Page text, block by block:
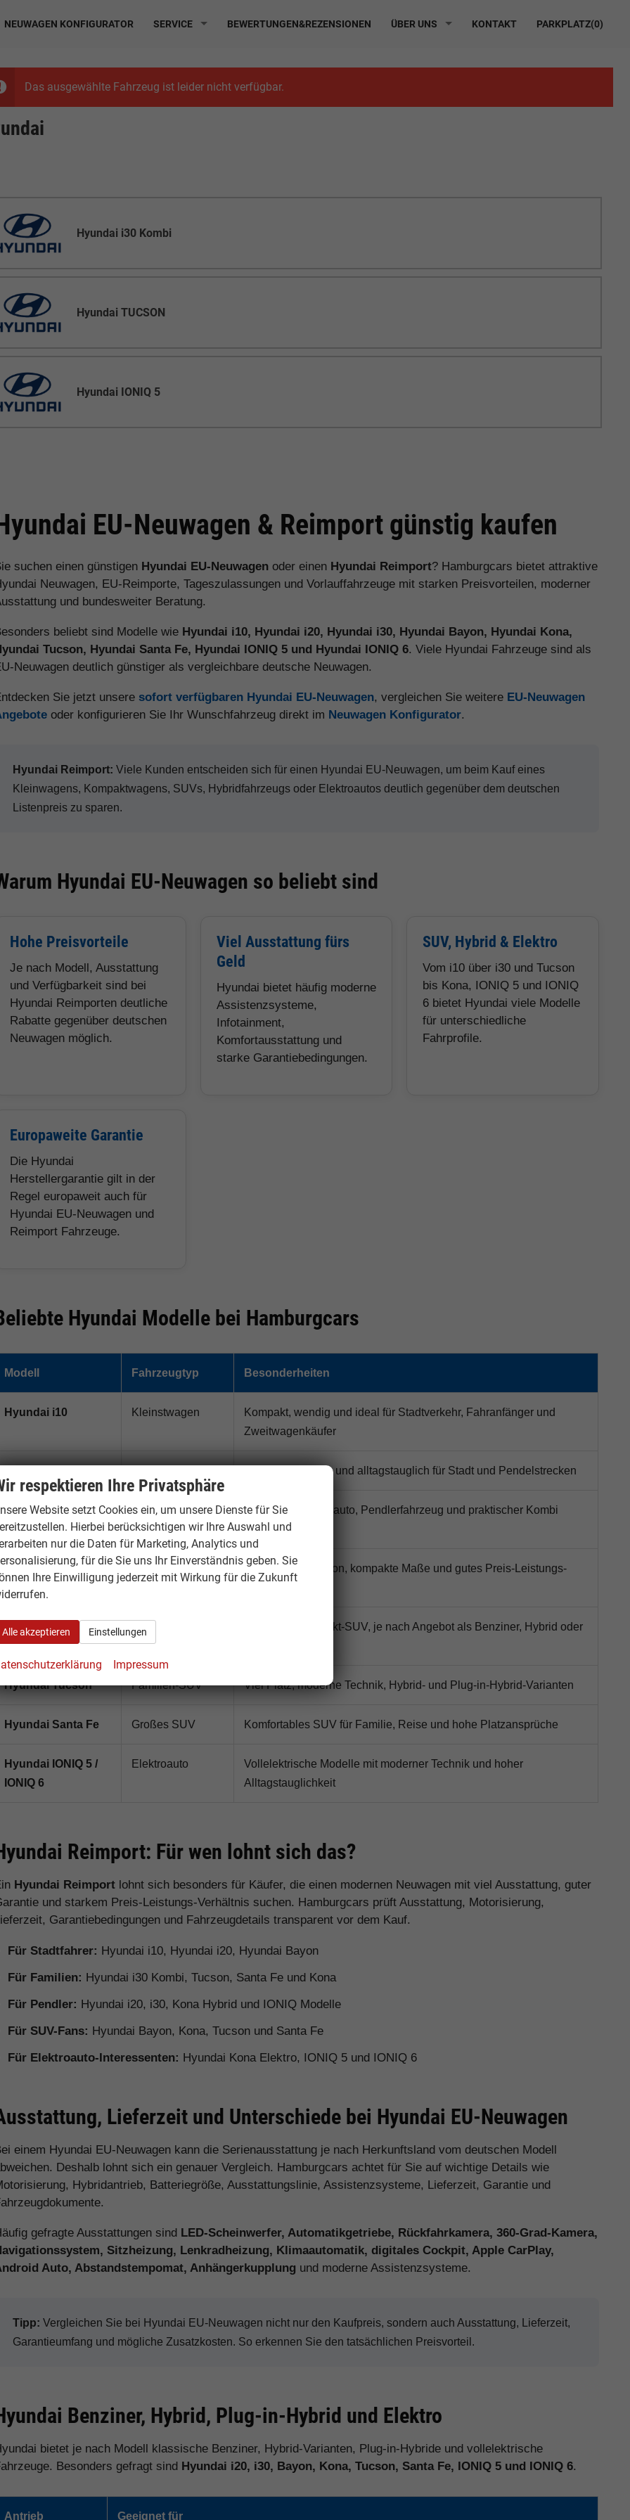
NEUWAGEN KONFIGURATOR SERVICE BEWERTUNGEN&REZENSIONEN ÜBER UNS KONTAKT PARKPLATZ(0)
Das ausgewählte Fahrzeug ist leider nicht verfügbar.
Hyundai i30 Kombi
Hyundai TUCSON
Hyundai IONIQ 5
EU-Neuwagen & Reimport günstig kaufen
suchen einen günstigen Hyundai EU-Neuwagen oder einen Hyundai Reimport? Hamburgcars bietet attraktive
Neuwagen, EU-Reimporte, Tageszulassungen und Vorlauffahrzeuge mit starken Preisvorteilen, moderner
und bundesweiter Beratung.
beliebt sind Modelle wie Hyundai i10, Hyundai i20, Hyundai i30, Hyundai Bayon, Hyundai Kona,
Tucson, Hyundai Santa Fe, Hyundai IONIQ 5 und Hyundai IONIQ 6. Viele Hyundai Fahrzeuge sind als
Neuwagen deutlich günstiger als vergleichbare deutsche Neuwagen.
Sie jetzt unsere sofort verfügbaren Hyundai EU-Neuwagen, vergleichen Sie weitere EU-Neuwagen
oder konfigurieren Sie Ihr Wunschfahrzeug direkt im Neuwagen Konfigurator.
Hyundai Reimport: Viele Kunden entscheiden sich für einen Hyundai EU-Neuwagen, um beim Kauf eines
Kleinwagens, Kompaktwagens, SUVs, Hybridfahrzeugs oder Elektroautos deutlich gegenüber dem deutschen
Listenpreis zu sparen.
Hyundai EU-Neuwagen so beliebt sind
Hohe Preisvorteile
Je nach Modell, Ausstattung
und Verfügbarkeit sind bei
Hyundai Reimporten deutliche
Rabatte gegenüber deutschen
Neuwagen möglich.
Viel Ausstattung fürs
Geld
Hyundai bietet häufig moderne
Assistenzsysteme,
Infotainment,
Komfortausstattung und
starke Garantiebedingungen.
SUV, Hybrid & Elektro
Vom i10 über i30 und Tucson
bis Kona, IONIQ 5 und IONIQ
6 bietet Hyundai viele Modelle
für unterschiedliche
Fahrprofile.
Europaweite Garantie
Die Hyundai
Herstellergarantie gilt in der
Regel europaweit auch für
Hyundai EU-Neuwagen und
Reimport Fahrzeuge.
Hyundai Modelle bei Hamburgcars
Modell Fahrzeugtyp Besonderheiten
Hyundai i10 Kleinstwagen
Kompakt, wendig und ideal für Stadtverkehr, Fahranfänger und
Zweitwagenkäufer
Sparsam, modern und alltagstauglich für Stadt und Pendelstrecken
Hyundai i30
Kompaktklasse /
Kombi
Beliebt als Alltagsauto, Pendlerfahrzeug und praktischer Kombi
Hyundai Bayon Kompakt-SUV
Erhöhte Sitzposition, kompakte Maße und gutes Preis-Leistungs-
Hyundai Kona
SUV
Modernes Kompakt-SUV, je nach Angebot als Benziner, Hybrid oder
Hyundai Tucson Familien-SUV Viel Platz, moderne Technik, Hybrid- und Plug-in-Hybrid-Varianten
Hyundai Santa Fe Großes SUV Komfortables SUV für Familie, Reise und hohe Platzansprüche
Hyundai IONIQ 5 /
IONIQ 6
Elektroauto
Vollelektrische Modelle mit moderner Technik und hoher
Alltagstauglichkeit
Reimport: Für wen lohnt sich das?
Hyundai Reimport lohnt sich besonders für Käufer, die einen modernen Neuwagen mit viel Ausstattung, guter
und starkem Preis-Leistungs-Verhältnis suchen. Hamburgcars prüft Ausstattung, Motorisierung,
Garantiebedingungen und Fahrzeugdetails transparent vor dem Kauf.
Für Stadtfahrer: Hyundai i10, Hyundai i20, Hyundai Bayon
Für Familien: Hyundai i30 Kombi, Tucson, Santa Fe und Kona
Für Pendler: Hyundai i20, i30, Kona Hybrid und IONIQ Modelle
Für SUV-Fans: Hyundai Bayon, Kona, Tucson und Santa Fe
Für Elektroauto-Interessenten: Hyundai Kona Elektro, IONIQ 5 und IONIQ 6
Lieferzeit und Unterschiede bei Hyundai EU-Neuwagen
einem Hyundai EU-Neuwagen kann die Serienausstattung je nach Herkunftsland vom deutschen Modell
Deshalb lohnt sich ein genauer Vergleich. Hamburgcars achtet für Sie auf wichtige Details wie
Hybridantrieb, Batteriegröße, Ausstattungslinie, Assistenzsysteme, Lieferzeit, Garantie und
gefragte Ausstattungen sind LED-Scheinwerfer, Automatikgetriebe, Rückfahrkamera, 360-Grad-Kamera,
Sitzheizung, Lenkradheizung, Klimaautomatik, digitales Cockpit, Apple CarPlay,
Auto, Abstandstempomat, Anhängerkupplung und moderne Assistenzsysteme.
Tipp: Vergleichen Sie bei Hyundai EU-Neuwagen nicht nur den Kaufpreis, sondern auch Ausstattung, Lieferzeit,
Garantieumfang und mögliche Zusatzkosten. So erkennen Sie den tatsächlichen Preisvorteil.
Benziner, Hybrid, Plug-in-Hybrid und Elektro
bietet je nach Modell klassische Benziner, Hybrid-Varianten, Plug-in-Hybride und vollelektrische
Besonders gefragt sind Hyundai i20, i30, Bayon, Kona, Tucson, Santa Fe, IONIQ 5 und IONIQ 6.
Antrieb Geeignet für
respektieren Ihre Privatsphäre
Website setzt Cookies ein, um unsere Dienste für Sie
Hierbei berücksichtigen wir Ihre Auswahl und
nur die Daten für Marketing, Analytics und
für die Sie uns Ihr Einverständnis geben. Sie
Ihre Einwilligung jederzeit mit Wirkung für die Zukunft
Alle akzeptieren Einstellungen
Impressum